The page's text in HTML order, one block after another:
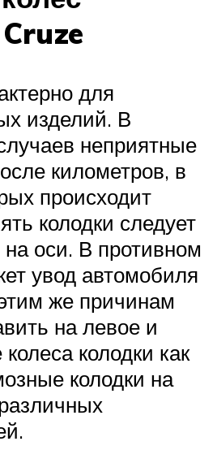
для
изделий. В
неприятные
километров, в
происходит
колодки следует
оси. В противном
увод автомобиля
же причинам
на левое и
колодки как
колодки на